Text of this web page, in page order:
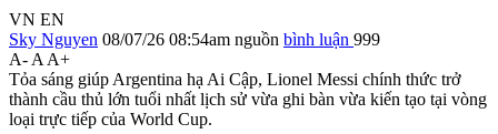
VN EN
Sky Nguyen 08/07/26 08:54am nguồn bình luận 999
A- A A+
Tỏa sáng giúp Argentina hạ Ai Cập, Lionel Messi chính thức trở
thành cầu thủ lớn tuổi nhất lịch sử vừa ghi bàn vừa kiến tạo tại vòng
loại trực tiếp của World Cup.